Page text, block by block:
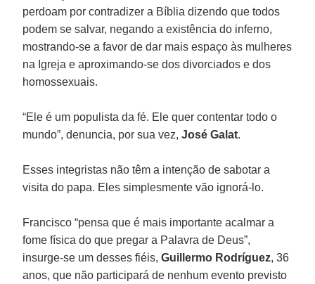
perdoam por contradizer a Bíblia dizendo que todos
podem se salvar, negando a existência do inferno,
mostrando-se a favor de dar mais espaço às mulheres
na Igreja e aproximando-se dos divorciados e dos
homossexuais.
“Ele é um populista da fé. Ele quer contentar todo o
mundo”, denuncia, por sua vez,José Galat.
Esses integristas não têm a intenção de sabotar a
visita do papa. Eles simplesmente vão ignorá-lo.
Francisco “pensa que é mais importante acalmar a
fome física do que pregar a Palavra de Deus”,
insurge-se um desses fiéis,Guillermo Rodríguez, 36
anos, que não participará de nenhum evento previsto